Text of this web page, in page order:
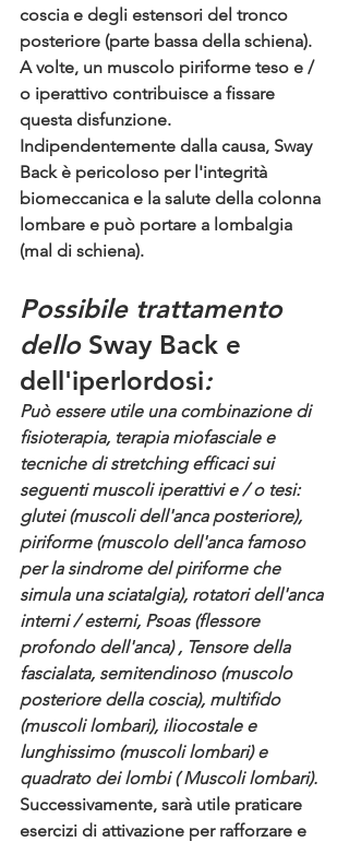
coscia e degli estensori del tronco
posteriore (parte bassa della schiena).
A volte, un muscolo piriforme teso e /
o iperattivo contribuisce a fissare
questa disfunzione.
Indipendentemente dalla causa, Sway
Back è pericoloso per l'integrità
biomeccanica e la salute della colonna
lombare e può portare a lombalgia
(mal di schiena).
Possibile trattamento
dello Sway Back e
dell'iperlordosi:
Può essere utile una combinazione di
fisioterapia, terapia miofasciale e
tecniche di stretching efficaci sui
seguenti muscoli iperattivi e / o tesi:
glutei (muscoli dell'anca posteriore),
piriforme (muscolo dell'anca famoso
per la sindrome del piriforme che
simula una sciatalgia), rotatori dell'anca
interni / esterni, Psoas (flessore
profondo dell'anca) , Tensore della
fascialata, semitendinoso (muscolo
posteriore della coscia), multifido
(muscoli lombari), iliocostale e
lunghissimo (muscoli lombari) e
quadrato dei lombi ( Muscoli lombari).
Successivamente, sarà utile praticare
esercizi di attivazione per rafforzare e